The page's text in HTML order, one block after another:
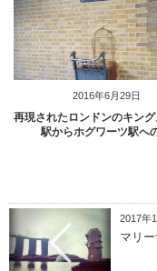
2016年6月29日
再現されたロンドンのキン
駅からホグワーツ駅へ
2017年
マリ